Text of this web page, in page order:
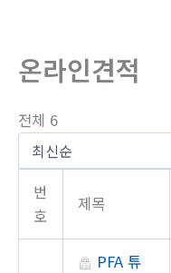
온라인견적
전체 6
번
호
제목
PFA 튜